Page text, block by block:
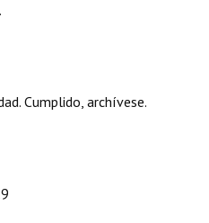
Cumplido, archívese.